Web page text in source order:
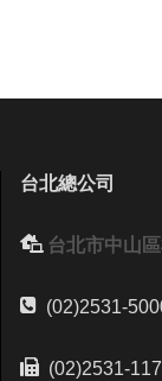
台北總公司
台北市中山
(02)2531-
(02)2531-